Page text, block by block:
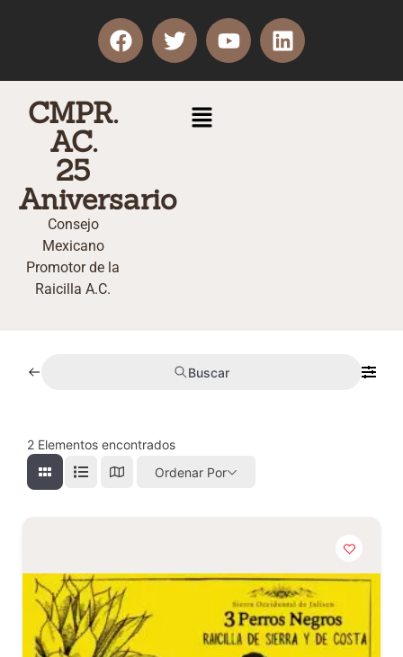
CMPR.
AC.
25
Aniversario
Consejo
Mexicano
Promotor de la
Raicilla A.C.
Buscar
2 Elementos encontrados
Ordenar Por